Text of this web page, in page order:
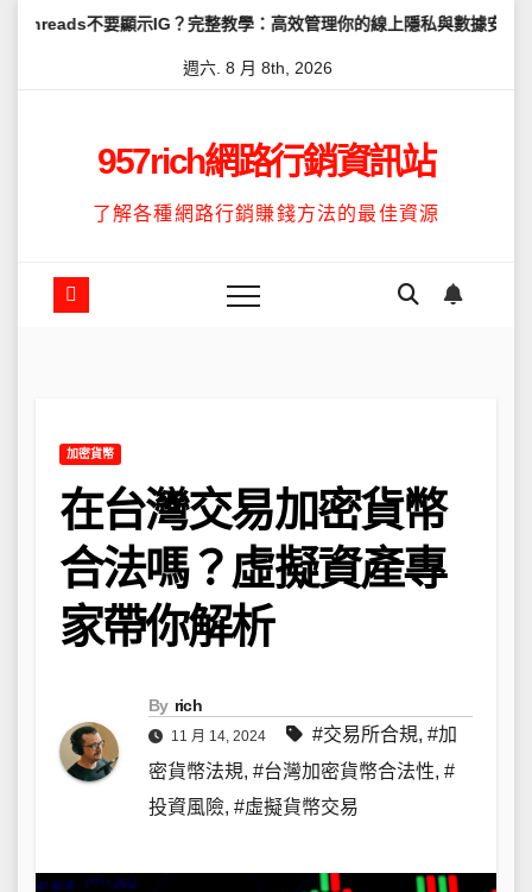
示IG？完整教學：高效管理你的線上隱私與數據安全 怎麼讓
週六. 8 月 8th, 2026
957rich網路行銷資訊站
了解各種網路行銷賺錢方法的最佳資源
加密貨幣
在台灣交易加密貨幣
合法嗎？虛擬資產專
家帶你解析
By rich
11 月 14, 2024 #交易所合規, #加
密貨幣法規, #台灣加密貨幣合法性, #
投資風險, #虛擬貨幣交易